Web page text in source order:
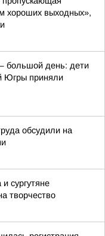
хороших выходных»,
большой день: дети
Югры приняли
обсудили на
сургутяне
творчество